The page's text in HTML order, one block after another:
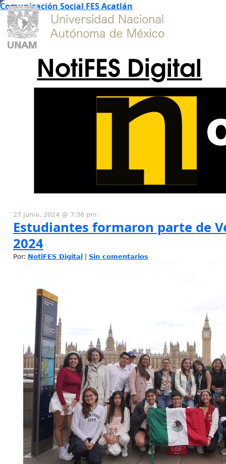
Comunicación Social FES Acatlán
NotiFES Digital
27 junio, 2024 @ 7:36 pm
Estudiantes formaron parte de
2024
Por: NotiFES Digital Sin comentarios